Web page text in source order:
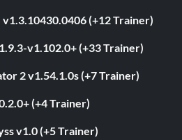
v1.3.10430.0406 (+12 Trainer)
v1.102.0+ (+33 Trainer)
2 v1.54.1.0s (+7 Trainer)
(+4 Trainer)
v1.0 (+5 Trainer)